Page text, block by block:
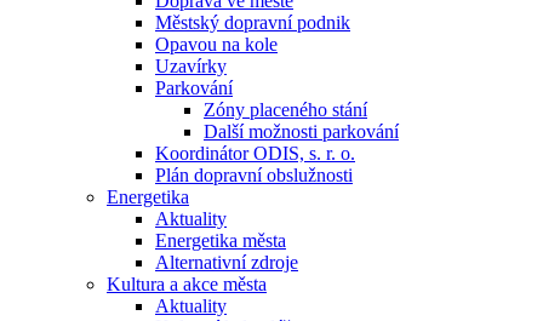
Městský dopravní podnik
Opavou na kole
Uzavírky
Parkování
Zóny placeného stání
Další možnosti parkování
Koordinátor ODIS, s. r. o.
Plán dopravní obslužnosti
Energetika
Aktuality
Energetika města
Alternativní zdroje
Kultura a akce města
Aktuality